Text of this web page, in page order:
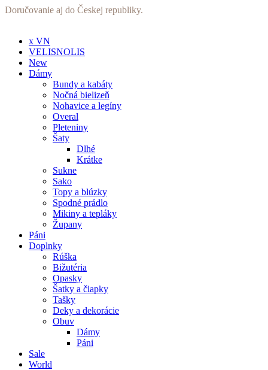
Preskočiť
Doručovanie aj do Českej republiky.
x VN
VELISNOLIS
New
Dámy
Bundy a kabáty
Nočná bielizeň
Nohavice a legíny
Overal
Pleteniny
Šaty
Dlhé
Krátke
Sukne
Sako
Topy a blúzky
Spodné prádlo
Mikiny a tepláky
Župany
Páni
Doplnky
Rúška
Bižutéria
Opasky
Šatky a čiapky
Tašky
Deky a dekorácie
Obuv
Dámy
Páni
Sale
World